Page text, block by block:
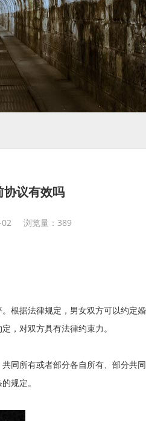
协议有效吗
02 浏览量：389
根据法律规定，男女双方可以约定
，对双方具有法律约束力。
同所有或者部分各自所有、部分共
规定。